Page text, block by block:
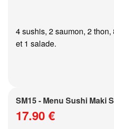
4 sushis, 2 saumon, 2
et 1 salade.
SM15 - Menu Sushi Maki
17.90 €